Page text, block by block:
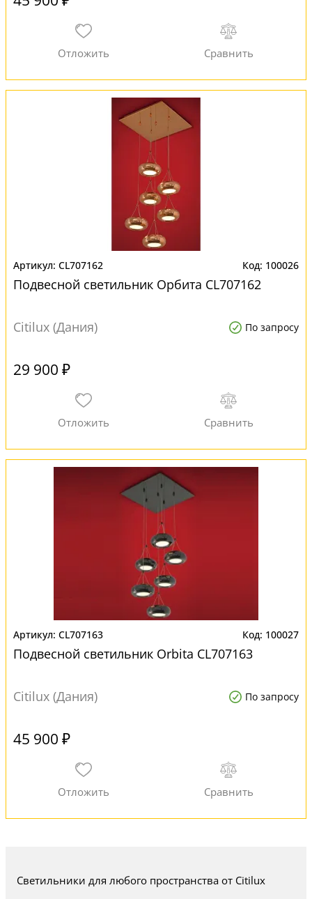
CL707162 100026
Подвесной светильник Орбита CL707162
Citilux (Дания) По запросу
29 900 ₽
CL707163 100027
Подвесной светильник Orbita CL707163
Citilux (Дания) По запросу
45 900 ₽
Светильники для любого пространства от Citilux